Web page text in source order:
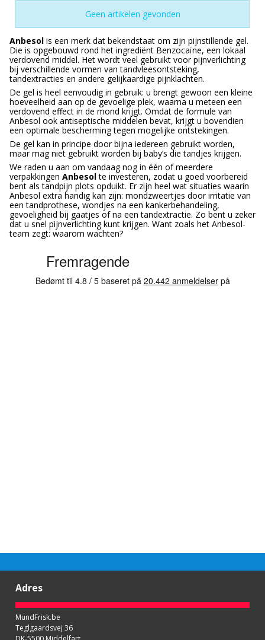
Geen artikelen gevonden
Anbesol is een merk dat bekendstaat om zijn pijnstillende gel.
Die is opgebouwd rond het ingrediënt Benzocaïne, een lokaal
verdovend middel. Het wordt veel gebruikt voor pijnverlichting
bij verschillende vormen van tandvleesontsteking,
tandextracties en andere gelijkaardige pijnklachten.
De gel is heel eenvoudig in gebruik: u brengt gewoon een kleine
hoeveelheid aan op de gevoelige plek, waarna u meteen een
verdovend effect in de mond krijgt. Omdat de formule van
Anbesol ook antiseptische middelen bevat, krijgt u bovendien
een optimale bescherming tegen mogelijke ontstekingen.
De gel kan in principe door bijna iedereen gebruikt worden,
maar mag niet gebruikt worden bij baby’s die tandjes krijgen.
We raden u aan om vandaag nog in één of meerdere
verpakkingen Anbesolte investeren, zodat u goed voorbereid
bent als tandpijn plots opduikt. Er zijn heel wat situaties waarin
Anbesol extra handig kan zijn: mondzweertjes door irritatie van
een tandprothese, wondjes na een kankerbehandeling,
gevoeligheid bij gaatjes of na een tandextractie. Zo bent u zeker
dat u snel pijnverlichting kunt krijgen. Want zoals het Anbesol-
team zegt: waarom wachten?
Adres
MundFrisk.be
Teglgaardsvej 36